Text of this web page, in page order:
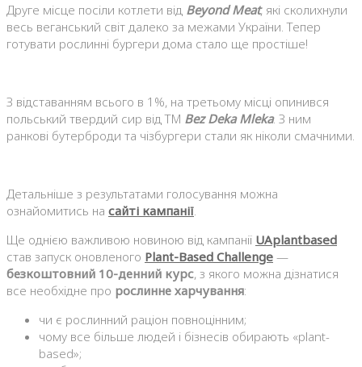
Друге місце посіли котлети від Beyond Meat, які сколихнули
весь веганський світ далеко за межами України. Тепер
готувати рослинні бургери дома стало ще простіше!
З відставанням всього в 1%, на третьому місці опинився
польський твердий сир від ТМ Bez Deka Mleka. З ним
ранкові бутерброди та чізбургери стали як ніколи смачними.
Детальніше з результатами голосування можна
ознайомитись на сайті кампанії
Ще однією важливою новиною від кампанії UAplantbased
став запуск оновленого Plant-Based Challenge —
безкоштовний 10-денний курс, з якого можна дізнатися
все необхідне про рослинне харчування:
чи є рослинний раціон повноцінним;
чому все більше людей і бізнесів обирають «plant-
based»;